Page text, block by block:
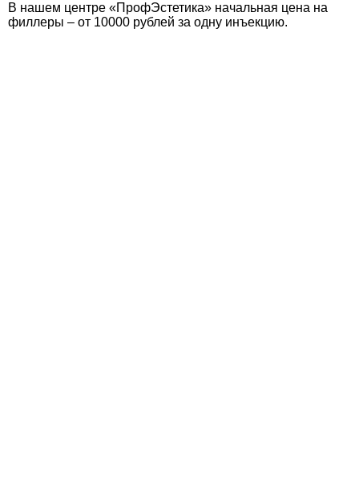
В нашем центре «ПрофЭстетика» начальная цена на
филлеры – от 10000 рублей за одну инъекцию.